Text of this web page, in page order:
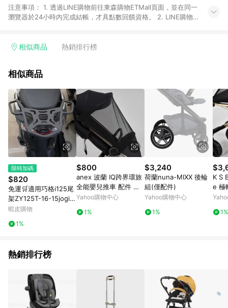
注意事項： 1. 透過LINE購物前往東森購物ETMall頁面，並在同一
瀏覽器於24小時內完成結帳，才具點數回饋資格。 2. LINE購物
單，皆不在點數回饋範圍內。 3. 如購買以下類別商品，將無法獲
球嚴選、商城、專案商品、「草莓網」全館商品。 4. 如取消訂
回饋。 5. 點數回饋會扣除所有折扣優惠後之最終發票金額計算，
實際回饋請依LINE購物通知為主。 6. 訂單如有使用東森購物
ETMall站內之折扣優惠(包含但不限於東森幣、樂透金、東森現金
券等)，不具點數回饋資格。詳細請依東森購物ETMall之結帳頁面
顯示為準。 7. LINE購物設有「單一商品最高回饋點數」機制(特
殊活動時開放「回饋無上限」)，以同一訂單中同一商品不論件數
計算，並依訂單成立時間當下LINE購物所設定的回饋機制為準。
8. LINE購物為購物資訊整合性平台，商品資料更新會有時間差，
如顯示之商品規格、顏色、價位、贈品與東森購物ETMall銷售網
頁不符，以銷售網頁標示為準。 9. 若有贈點爭議，請務必於訂單
日期+180天以內至LINE購物客服洽詢；若超過180天(含)以上進
行申訴，恕無法贈點回饋。 10. 部分點數紅包僅限指定商品使
用，或不適用於無回饋商品。各點數紅包之適用商品與使用條件
請依點數紅包頁面規則為準。
相似商品 熱銷排行榜
相似商品
限時加碼
$820
免運🛒適用巧格i125尾
架ZY125T-16-15jogi1
25碳鋼後貨架尾架尾箱
蝦皮購物
1%
$800
anex 波蘭 IQ跨界環旅
全能嬰兒推車 配件 專
用蚊帳-多款可選
Yahoo購物中心
1%
$3,240
荷蘭nuna-MIXX 後輪
組(僅配件)
Yahoo購物中心
1%
K S
e 極
1%
熱銷排行榜